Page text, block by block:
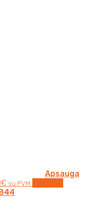
Apsauga
€ su PVM